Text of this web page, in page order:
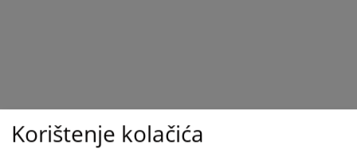
Korištenje kolačića